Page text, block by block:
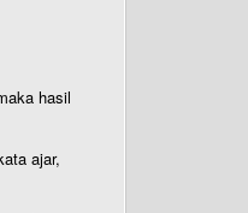
hasil
ajar,